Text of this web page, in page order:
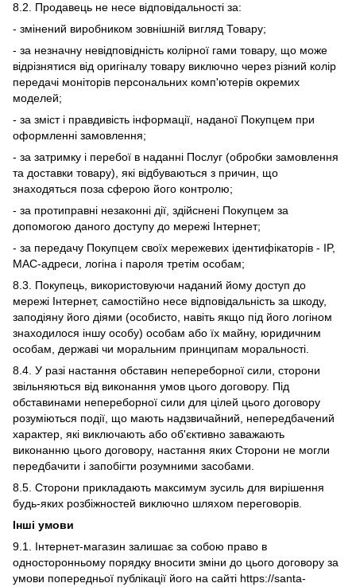
8.2. Продавець не несе відповідальності за:
- змінений виробником зовнішній вигляд Товару;
- за незначну невідповідність колірної гами товару, що може
відрізнятися від оригіналу товару виключно через різний колір
передачі моніторів персональних комп'ютерів окремих
моделей;
- за зміст і правдивість інформації, наданої Покупцем при
оформленні замовлення;
- за затримку і перебої в наданні Послуг (обробки замовлення
та доставки товару), які відбуваються з причин, що
знаходяться поза сферою його контролю;
- за протиправні незаконні дії, здійснені Покупцем за
допомогою даного доступу до мережі Інтернет;
- за передачу Покупцем своїх мережевих ідентифікаторів - IP,
MAC-адреси, логіна і пароля третім особам;
8.3. Покупець, використовуючи наданий йому доступ до
мережі Інтернет, самостійно несе відповідальність за шкоду,
заподіяну його діями (особисто, навіть якщо під його логіном
знаходилося іншу особу) особам або їх майну, юридичним
особам, державі чи моральним принципам моральності.
8.4. У разі настання обставин непереборної сили, сторони
звільняються від виконання умов цього договору. Під
обставинами непереборної сили для цілей цього договору
розуміються події, що мають надзвичайний, непередбачений
характер, які виключають або об'єктивно заважають
виконанню цього договору, настання яких Сторони не могли
передбачити і запобігти розумними засобами.
8.5. Сторони прикладають максимум зусиль для вирішення
будь-яких розбіжностей виключно шляхом переговорів.
Інші умови
9.1. Інтернет-магазин залишає за собою право в
односторонньому порядку вносити зміни до цього договору за
умови попередньої публікації його на сайті https://santa-